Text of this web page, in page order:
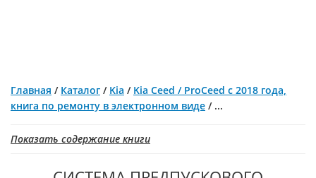
Главная / Каталог / Kia / Kia Ceed / ProCeed с 2018 года,
книга по ремонту в электронном виде / ...
Показать содержание книги